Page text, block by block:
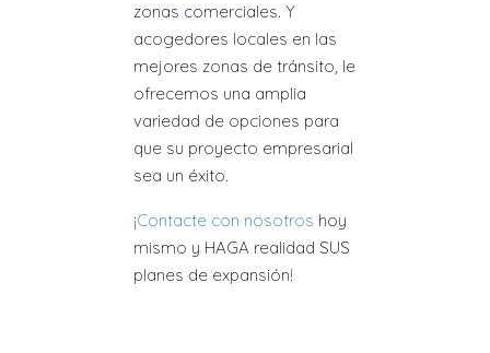
zonas comerciales. Y
acogedores locales en las
mejores zonas de tránsito, le
ofrecemos una amplia
variedad de opciones para
que su proyecto empresarial
sea un éxito.
¡Contacte con nosotros hoy
mismo y HAGA realidad SUS
planes de expansión!